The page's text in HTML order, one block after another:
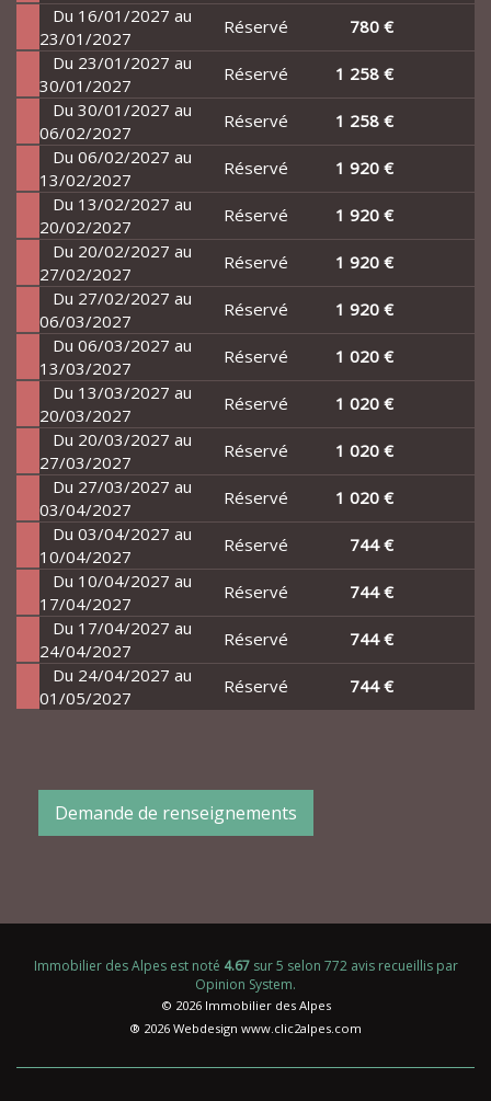
Du 16/01/2027 au
23/01/2027
Réservé
780 €
Du 23/01/2027 au
30/01/2027
Réservé
1 258 €
Du 30/01/2027 au
06/02/2027
Réservé
1 258 €
Du 06/02/2027 au
13/02/2027
Réservé
1 920 €
Du 13/02/2027 au
20/02/2027
Réservé
1 920 €
Du 20/02/2027 au
27/02/2027
Réservé
1 920 €
Du 27/02/2027 au
06/03/2027
Réservé
1 920 €
Du 06/03/2027 au
13/03/2027
Réservé
1 020 €
Du 13/03/2027 au
20/03/2027
Réservé
1 020 €
Du 20/03/2027 au
27/03/2027
Réservé
1 020 €
Du 27/03/2027 au
03/04/2027
Réservé
1 020 €
Du 03/04/2027 au
10/04/2027
Réservé
744 €
Du 10/04/2027 au
17/04/2027
Réservé
744 €
Du 17/04/2027 au
24/04/2027
Réservé
744 €
Du 24/04/2027 au
01/05/2027
Réservé 744 €
Demande de renseignements
Immobilier des Alpesest noté 4.67sur5 selon 772avis recueillis par
Opinion System.
© 2026 Immobilier des Alpes
® 2026 Webdesign www.clic2alpes.com